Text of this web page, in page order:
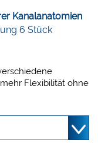
Kanalanatomien
6 Stück
Flexibilität ohne
die Feile
S-Querschnitt
dass
sorgt für Kontrolle